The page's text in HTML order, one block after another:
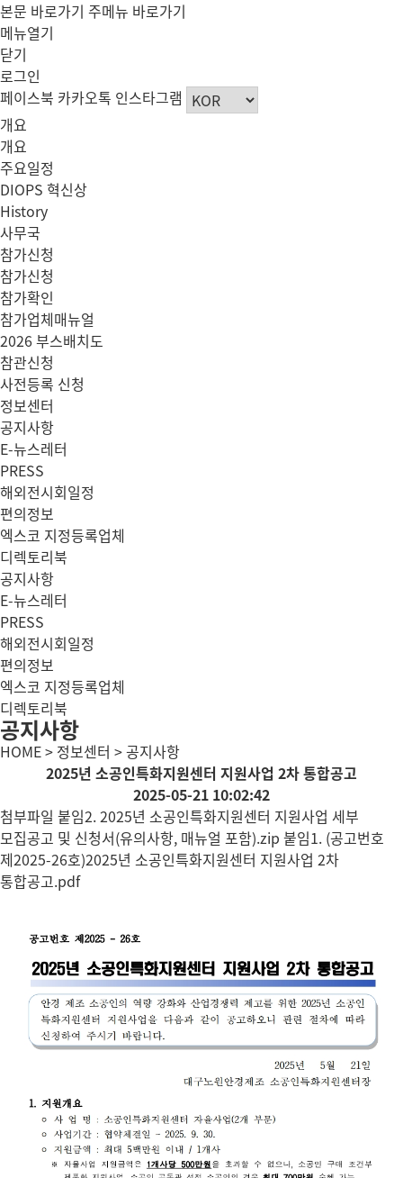
본문 바로가기 주메뉴 바로가기
메뉴열기
닫기
로그인
페이스북 카카오톡 인스타그램
개요
개요
주요일정
DIOPS 혁신상
History
사무국
참가신청
참가신청
참가확인
참가업체매뉴얼
2026 부스배치도
참관신청
사전등록 신청
정보센터
공지사항
E-뉴스레터
PRESS
해외전시회일정
편의정보
엑스코 지정등록업체
디렉토리북
공지사항
E-뉴스레터
PRESS
해외전시회일정
편의정보
엑스코 지정등록업체
디렉토리북
공지사항
HOME > 정보센터 > 공지사항
2025년 소공인특화지원센터 지원사업 2차 통합공고
2025-05-21 10:02:42
첨부파일 붙임2. 2025년 소공인특화지원센터 지원사업 세부
모집공고 및 신청서(유의사항, 매뉴얼 포함).zip 붙임1. (공고번호
제2025-26호)2025년 소공인특화지원센터 지원사업 2차
통합공고.pdf